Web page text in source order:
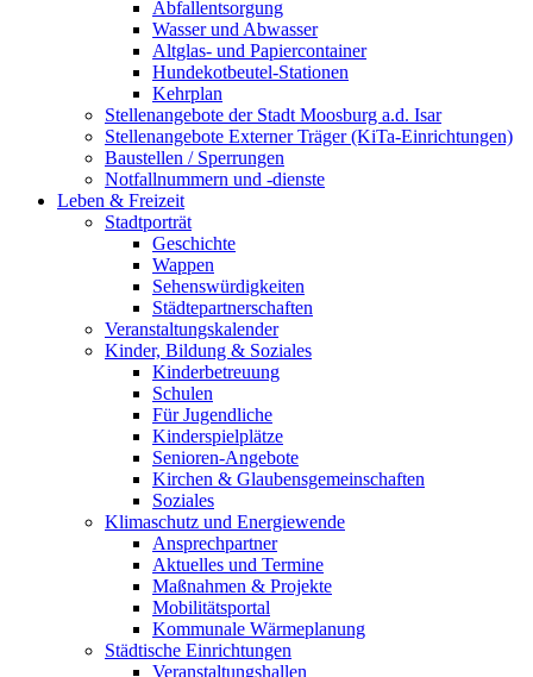
Abfallentsorgung
Wasser und Abwasser
Altglas- und Papiercontainer
Hundekotbeutel-Stationen
Kehrplan
Stellenangebote der Stadt Moosburg a.d. Isar
Stellenangebote Externer Träger (KiTa-Einrichtungen)
Baustellen / Sperrungen
Notfallnummern und -dienste
Leben & Freizeit
Stadtporträt
Geschichte
Wappen
Sehenswürdigkeiten
Städtepartnerschaften
Veranstaltungskalender
Kinder, Bildung & Soziales
Kinderbetreuung
Schulen
Für Jugendliche
Kinderspielplätze
Senioren-Angebote
Kirchen & Glaubensgemeinschaften
Soziales
Klimaschutz und Energiewende
Ansprechpartner
Aktuelles und Termine
Maßnahmen & Projekte
Mobilitätsportal
Kommunale Wärmeplanung
Städtische Einrichtungen
Veranstaltungshallen